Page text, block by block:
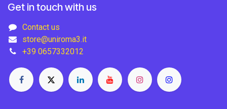
Get in touch with us
Contact us
store@uniroma3.it
+39 0657332012